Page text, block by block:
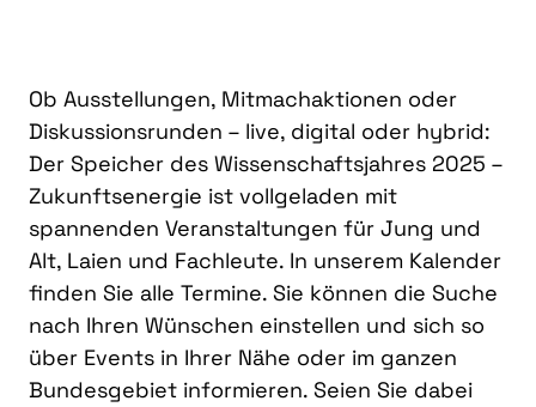
Ob Ausstellungen, Mitmachaktionen oder
Diskussionsrunden – live, digital oder hybrid:
Der Speicher des Wissenschaftsjahres 2025 –
Zukunftsenergie ist vollgeladen mit
spannenden Veranstaltungen für Jung und
Alt, Laien und Fachleute. In unserem Kalender
finden Sie alle Termine. Sie können die Suche
nach Ihren Wünschen einstellen und sich so
über Events in Ihrer Nähe oder im ganzen
Bundesgebiet informieren. Seien Sie dabei